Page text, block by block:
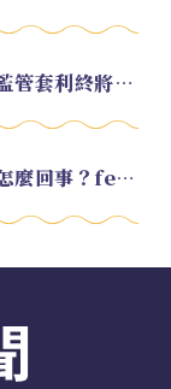
EP.217 美元穩定幣未來會如何演進？監管套利終將收斂？feat. 研究員 余哲安
EP.213 川普大攪局：袋鼠市上沖下洗怎麼回事？feat. Alvin